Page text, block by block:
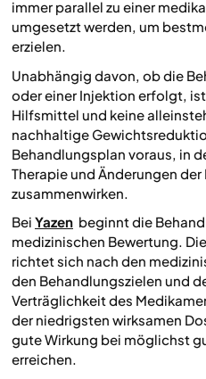
immer parallel zu einer
umgesetzt werden, um
erzielen.
Unabhängig davon, ob die
oder einer Injektion erfolgt,
Hilfsmittel und keine
nachhaltige
Behandlungsplan voraus, in
Therapie und Änderungen
zusammenwirken.
Bei Yazen beginnt die
medizinischen Bewertung.
richtet sich nach den
den Behandlungszielen und
Verträglichkeit des
der niedrigsten wirksamen
gute Wirkung bei möglichst
erreichen.